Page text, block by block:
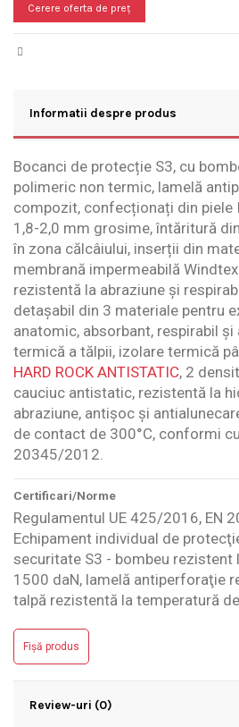
Cerere oferta de preț
Informatii despre produs
Bocanci de protecție S3, cu
polimeric non termic, lamelă
compozit, confecționați din piele
1,8-2,0 mm grosime, întăritură
în zona călcâiului, inserții din
membrană impermeabilă
rezistentă la abraziune și
detașabil din 3 materiale pentru
anatomic, absorbant, respirabil
termică a tălpii, izolare termică
HARD ROCK ANTISTATIC, 2
cauciuc antistatic, rezistentă la
abraziune, antișoc și
de contact de 300°C, conformi
20345/2012.
Certificari/Norme
Regulamentul UE 425/2016, EN
Echipament individual de
securitate S3 - bombeu
1500 daN, lamelă antiperforaţie
talpă rezistentă la temperatură
Fișă produs
Review-uri (0)